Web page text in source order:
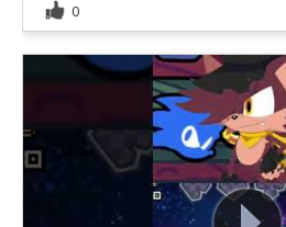
0